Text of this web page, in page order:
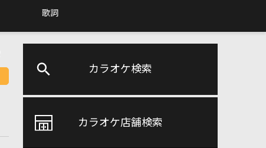
歌詞
カラオケ検索
カラオケ店舗検索